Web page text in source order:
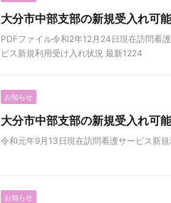
大分市中部支部の新規受入れ可
PDFファイル令和2年12月24日現在訪問看
ビス新規利用受け入れ状況 最新1224
お知らせ
大分市中部支部の新規受入れ可
令和元年9月13日現在訪問看護サービス新
お知らせ